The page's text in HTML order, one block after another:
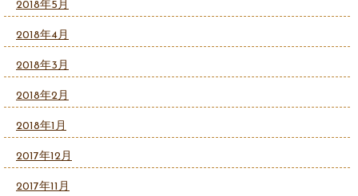
2018年5月
2018年4月
2018年3月
2018年2月
2018年1月
2017年12月
2017年11月